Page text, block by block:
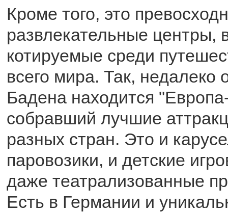
Кроме того, это
развлекательные центры,
котируемые среди
всего мира. Так, недалеко
Бадена находится
собравший лучшие
разных стран. Это и
паровозики, и детские
даже театрализованные
Есть в Германии и